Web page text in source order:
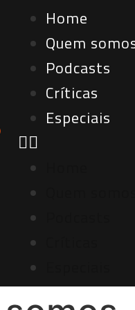
Home
Quem
Podcasts
Críticas
Especiais